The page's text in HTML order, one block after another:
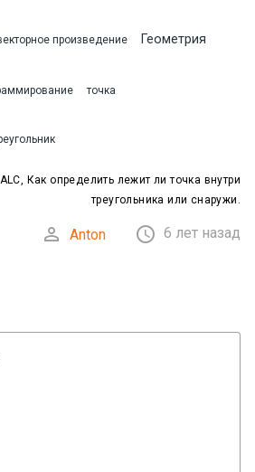
произведение Геометрия
точка
Как определить лежит ли точка внутри
треугольника или снаружи.
 Anton  6 лет назад